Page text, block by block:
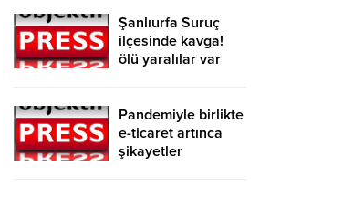
Şanlıurfa Suruç
ilçesinde kavga!
ölü yaralılar var
Pandemiyle birlikte
e-ticaret artınca
şikayetler